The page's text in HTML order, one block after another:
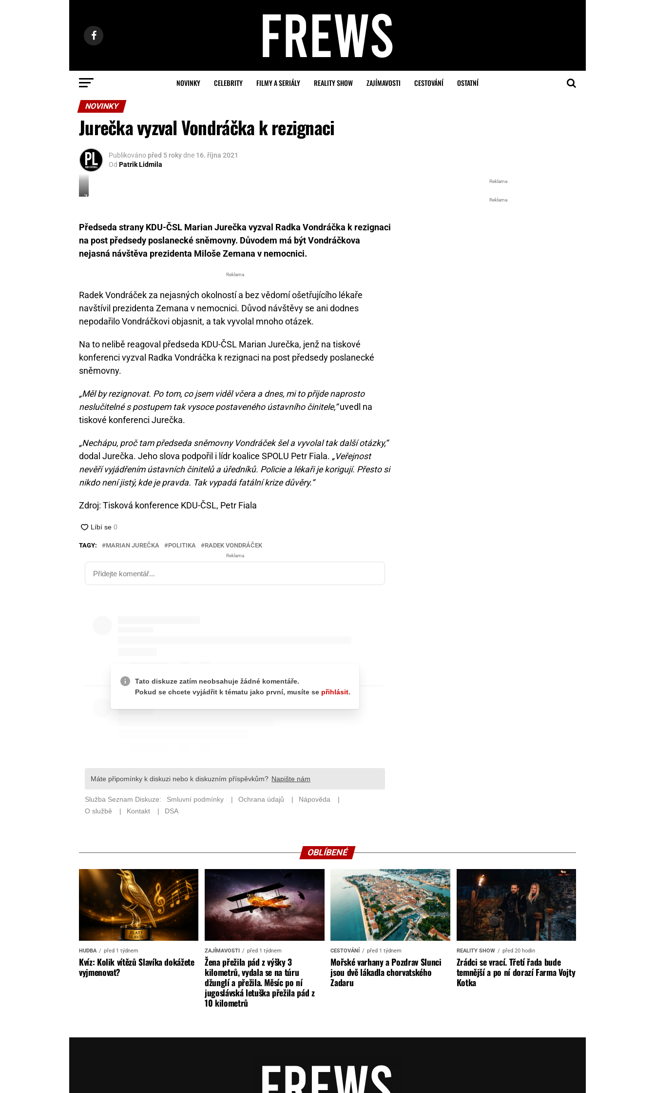
NOVINKY CELEBRITY FILMY A SERIÁLY REALITY SHOW ZAJÍMAVOSTI CESTOVÁNÍ OSTATNÍ
NOVINKY
Jurečka vyzval Vondráčka k rezignaci
Publikováno před 5 rokydne 16. října 2021
Od Patrik Lidmila
Zdroj:
CC
2.0
Předseda strany KDU-ČSL Marian Jurečka vyzval Radka Vondráčka k rezignaci
na post předsedy poslanecké sněmovny. Důvodem má být Vondráčkova
nejasná návštěva prezidenta Miloše Zemana v nemocnici.
Reklama
Radek Vondráček za nejasných okolností a bez vědomí ošetřujícího lékaře
navštívil prezidenta Zemana v nemocnici. Důvod návštěvy se ani dodnes
nepodařilo Vondráčkovi objasnit, a tak vyvolal mnoho otázek.
Na to nelibě reagoval předseda KDU-ČSL Marian Jurečka, jenž na tiskové
konferenci vyzval Radka Vondráčka k rezignaci na post předsedy poslanecké
sněmovny.
„Měl by rezignovat. Po tom, co jsem viděl včera a dnes, mi to přijde naprosto
neslučitelné s postupem tak vysoce postaveného ústavního činitele,“uvedl na
tiskové konferenci Jurečka.
„Nechápu, proč tam předseda sněmovny Vondráček šel a vyvolal tak další otázky,“
dodal Jurečka. Jeho slova podpořil i lídr koalice SPOLU Petr Fiala. „Veřejnost
nevěří vyjádřením ústavních činitelů a úředníků. Policie a lékaři je korigují. Přesto si
nikdo není jistý, kde je pravda. Tak vypadá fatální krize důvěry.“
Zdroj: Tisková konference KDU-ČSL, Petr Fiala
TAGY: MARIAN JUREČKA POLITIKA RADEK VONDRÁČEK
Reklama
Reklama
Reklama
OBLÍBENÉ
HUDBA před 1 týdnem
Kvíz: Kolik vítězů Slavíka dokážete
vyjmenovat?
ZAJÍMAVOSTI před 1 týdnem
Žena přežila pád z výšky 3
kilometrů, vydala se na túru
džunglí a přežila. Měsíc po ní
jugoslávská letuška přežila pád z
10 kilometrů
CESTOVÁNÍ před 1 týdnem
Mořské varhany a Pozdrav Slunci
jsou dvě lákadla chorvatského
Zadaru
REALITY SHOW před 20 hodin
Zrádci se vrací. Třetí řada bude
temnější a po ní dorazí Farma Vojty
Kotka